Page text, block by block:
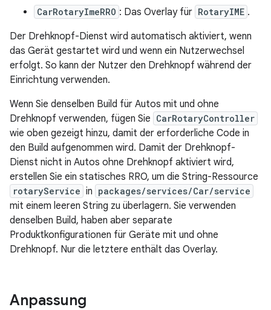
CarRotaryImeRRO : Das Overlay für RotaryIME .
Der Drehknopf-Dienst wird automatisch aktiviert, wenn
das Gerät gestartet wird und wenn ein Nutzerwechsel
erfolgt. So kann der Nutzer den Drehknopf während der
Einrichtung verwenden.
Wenn Sie denselben Build für Autos mit und ohne
Drehknopf verwenden, fügen Sie CarRotaryController
wie oben gezeigt hinzu, damit der erforderliche Code in
den Build aufgenommen wird. Damit der Drehknopf-
Dienst nicht in Autos ohne Drehknopf aktiviert wird,
erstellen Sie ein statisches RRO, um die String-Ressource
rotaryService in packages/services/Car/service
mit einem leeren String zu überlagern. Sie verwenden
denselben Build, haben aber separate
Produktkonfigurationen für Geräte mit und ohne
Drehknopf. Nur die letztere enthält das Overlay.
Anpassung